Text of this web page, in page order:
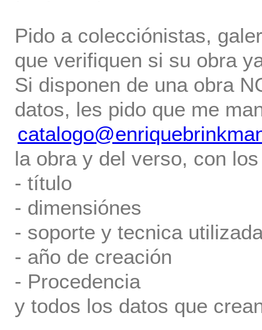
Pido a colecciónistas,
que verifiquen si su obra
Si disponen de una obra
datos, les pido que me
la obra y del verso, con
- título
- dimensiónes
- soporte y tecnica
- año de creación
- Procedencia
y todos los datos que